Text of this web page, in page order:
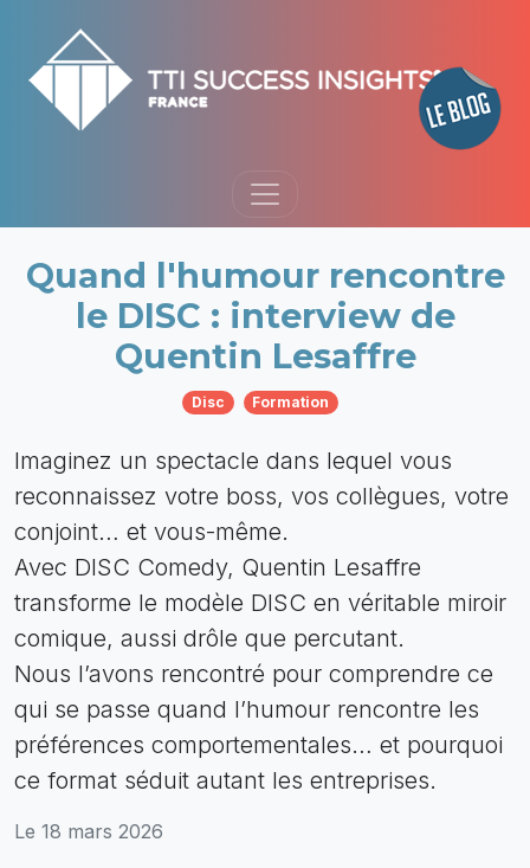
Quand l'humour rencontre
le DISC : interview de
Quentin Lesaffre
Disc Formation
Imaginez un spectacle dans lequel vous
reconnaissez votre boss, vos collègues, votre
conjoint… et vous-même.
Avec DISC Comedy, Quentin Lesaffre
transforme le modèle DISC en véritable miroir
comique, aussi drôle que percutant.
Nous l’avons rencontré pour comprendre ce
qui se passe quand l’humour rencontre les
préférences comportementales… et pourquoi
ce format séduit autant les entreprises.
Le 18 mars 2026